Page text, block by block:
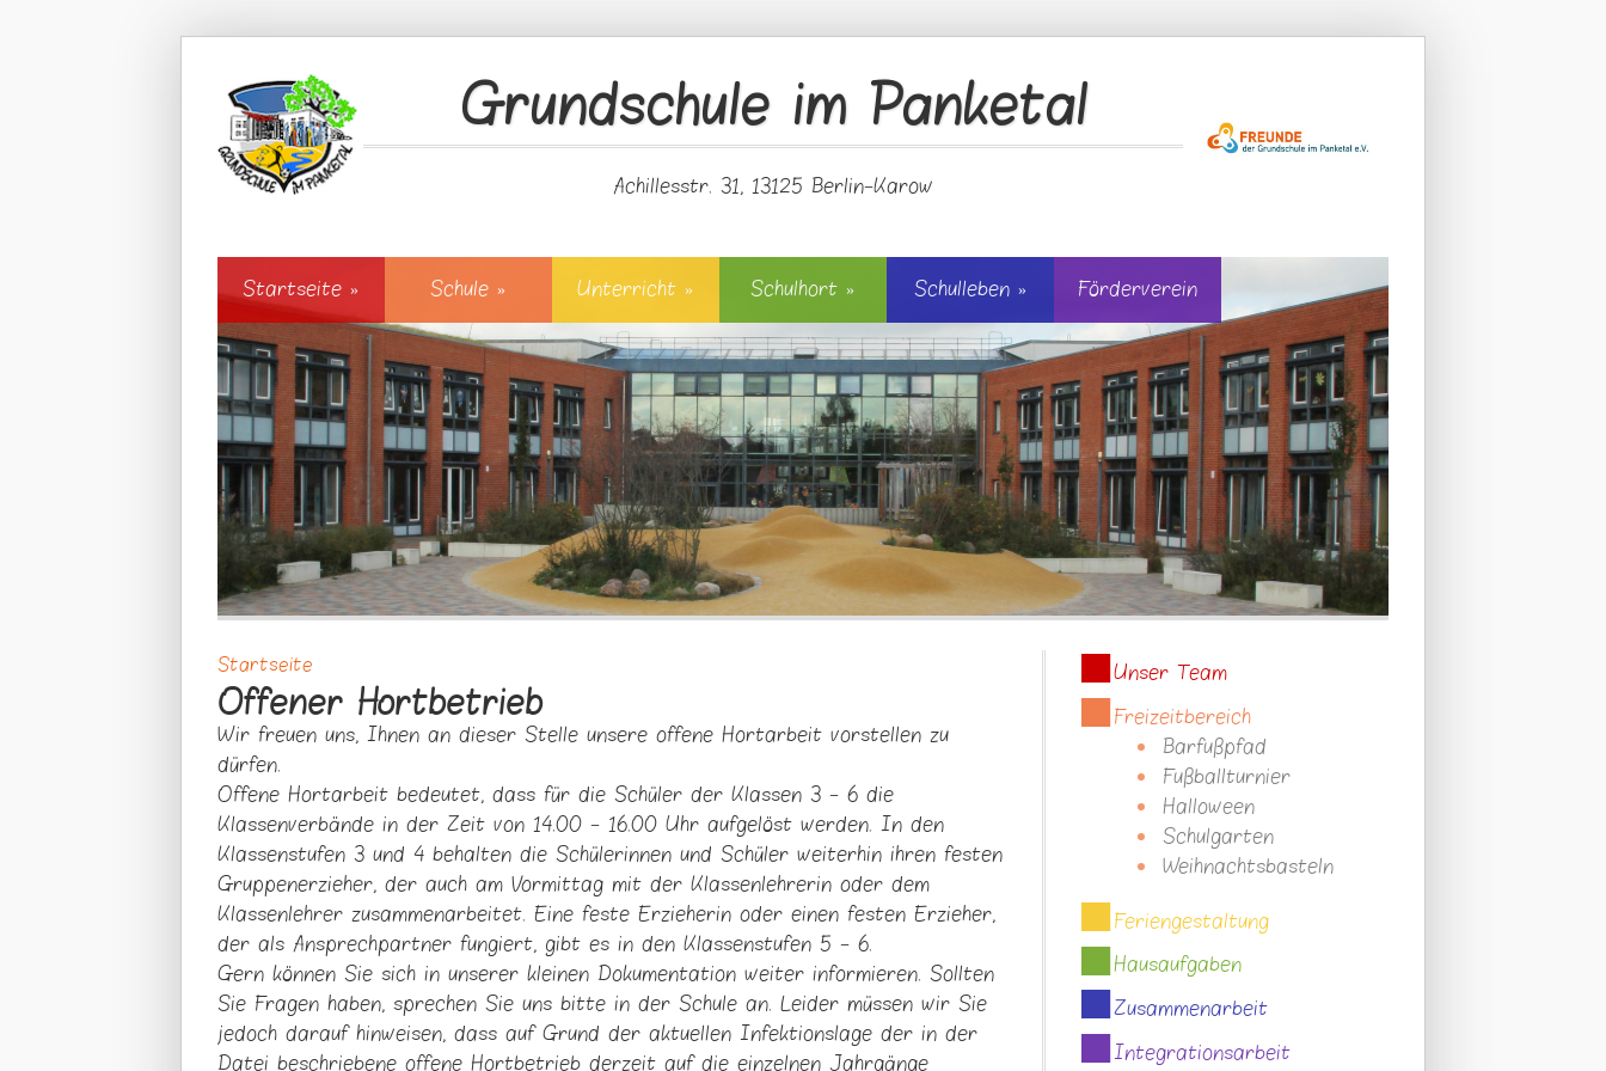
Grundschule im Panketal
Achillesstr. 31, 13125 Berlin-Karow
Startseite » Schule » Unterricht » Schulhort » Schulleben» Förderverein
Sie sind hier
Startseite
Offener Hortbetrieb
Wir freuen uns, Ihnen an dieser Stelle unsere offene Hortarbeit vorstellen zu
dürfen.
Offene Hortarbeit bedeutet, dass für die Schüler der Klassen 3 - 6 die
Klassenverbände in der Zeit von 14.00 - 16.00 Uhr aufgelöst werden. In den
Klassenstufen 3 und 4 behalten die Schülerinnen und Schüler weiterhin ihren festen
Gruppenerzieher, der auch am Vormittag mit der Klassenlehrerin oder dem
Klassenlehrer zusammenarbeitet. Eine feste Erzieherin oder einen festen Erzieher,
der als Ansprechpartner fungiert, gibt es in den Klassenstufen 5 - 6.
Gern können Sie sich in unserer kleinen Dokumentation weiter informieren. Sollten
Sie Fragen haben, sprechen Sie uns bitte in der Schule an. Leider müssen wir Sie
jedoch darauf hinweisen, dass auf Grund der aktuellen Infektionslage der in der
Datei beschriebene offene Hortbetrieb derzeit auf die einzelnen Jahrgänge
Unser Team
Freizeitbereich
Barfußpfad
Fußballturnier
Halloween
Schulgarten
Weihnachtsbasteln
Feriengestaltung
Hausaufgaben
Zusammenarbeit
Integrationsarbeit